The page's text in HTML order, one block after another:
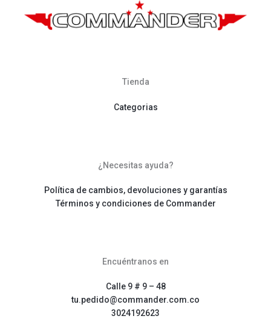
Tienda
Categorias
¿Necesitas ayuda?
Política de cambios, devoluciones y garantías
Términos y condiciones de Commander
Encuéntranos en
Calle 9 # 9 – 48
tu.pedido@commander.com.co
3024192623